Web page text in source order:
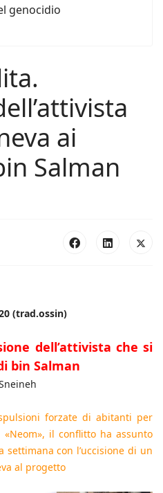
genocidio
ai
Salman
(trad.ossin)
dell’attivista che si
bin Salman
forzate di abitanti per
il conflitto ha assunto
con l’uccisione di un
al progetto